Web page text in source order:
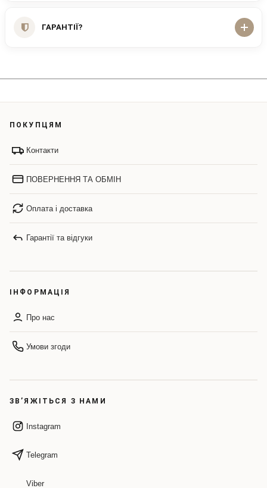
ГАРАНТІЇ?
ПОКУПЦЯМ
Контакти
ПОВЕРНЕННЯ ТА ОБМІН
Оплата і доставка
Гарантії та відгуки
ІНФОРМАЦІЯ
Про нас
Умови згоди
ЗВ’ЯЖІТЬСЯ З НАМИ
Instagram
Telegram
Viber